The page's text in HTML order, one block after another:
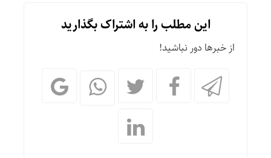
این مطلب را به اشتراک بگذارید
از خبرها دور نباشید!